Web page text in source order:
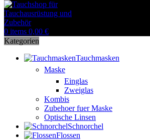
0 items 0,00 €
Kategorien
Tauchmasken
Maske
Einglas
Zweiglas
Kombis
Zubehoer fuer Maske
Optische Linsen
Schnorchel
Flossen